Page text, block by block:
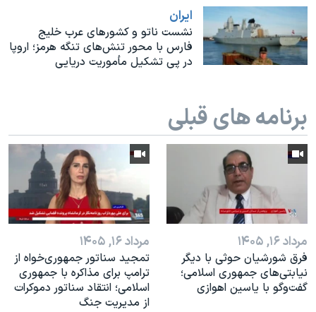
نرگس محمدی برنده جایزه نوبل صلح
همایش محافظه‌کاران آمریکا «سی‌پک»
سفر پرزیدنت ترامپ به چین
ايران
نشست ناتو و کشورهای عرب خلیج
فارس با محور تنش‌های تنگه هرمز؛ اروپا
در پی تشکیل مأموریت دریایی
برنامه های قبلی
مرداد ۱۶, ۱۴۰۵
فرق شورشیان حوثی با دیگر
نیابتی‌های جمهوری اسلامی؛
گفت‌وگو با یاسین اهوازی
مرداد ۱۶, ۱۴۰۵
تمجید سناتور جمهوری‌خواه از
ترامپ برای مذاکره با جمهوری
اسلامی؛ انتقاد سناتور دموکرات
از مدیریت جنگ